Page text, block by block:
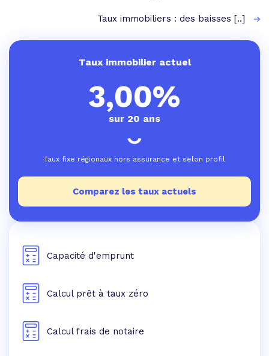
Taux immobiliers : des baisses [..]
Taux immobilier actuel
3,00%
sur 20 ans
Taux fixe régionaux hors assurance et selon profil
Comparez les taux actuels
Capacité d'emprunt
Calcul prêt à taux zéro
Calcul frais de notaire